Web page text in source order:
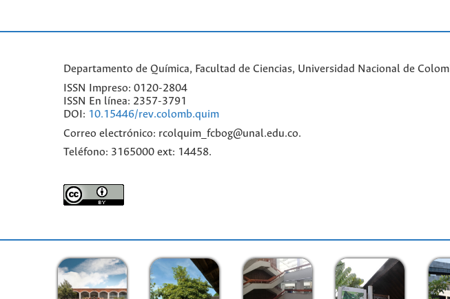
Departamento de Química, Facultad de Ciencias, Universidad Nacional de
ISSN Impreso: 0120-2804
ISSN En línea: 2357-3791
DOI: 10.15446/rev.colomb.quim
Correo electrónico: rcolquim_fcbog@unal.edu.co.
Teléfono: 3165000 ext: 14458.